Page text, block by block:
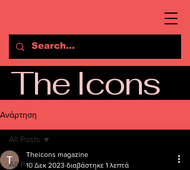
The Icons
Ανάρτηση
All Posts
All Posts
Theicons magazine
10 Δεκ 2023 διαβάστηκε 1 λεπτά